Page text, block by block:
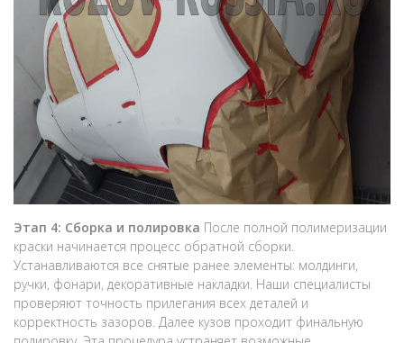
Этап 4: Сборка и полировка После полной полимеризации
краски начинается процесс обратной сборки.
Устанавливаются все снятые ранее элементы: молдинги,
ручки, фонари, декоративные накладки. Наши специалисты
проверяют точность прилегания всех деталей и
корректность зазоров. Далее кузов проходит финальную